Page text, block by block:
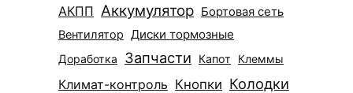
АКПП Аккумулятор Бортовая сеть
Вентилятор Диски тормозные
Доработка Запчасти Капот Клеммы
Климат-контроль Кнопки Колодки